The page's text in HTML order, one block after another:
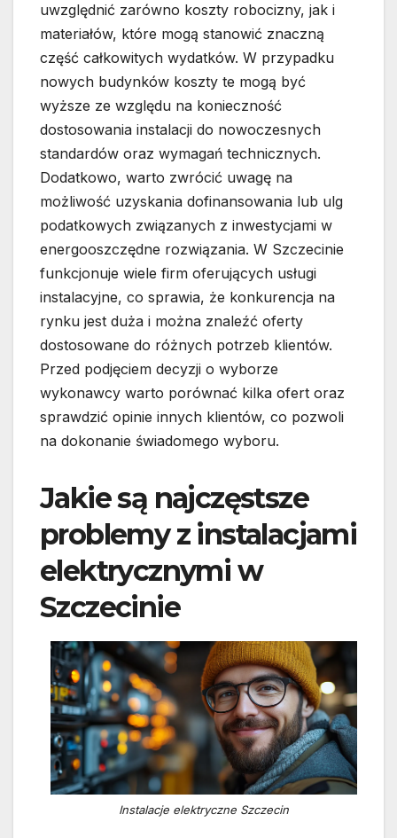
uwzględnić zarówno koszty robocizny, jak i
materiałów, które mogą stanowić znaczną
część całkowitych wydatków. W przypadku
nowych budynków koszty te mogą być
wyższe ze względu na konieczność
dostosowania instalacji do nowoczesnych
standardów oraz wymagań technicznych.
Dodatkowo, warto zwrócić uwagę na
możliwość uzyskania dofinansowania lub ulg
podatkowych związanych z inwestycjami w
energooszczędne rozwiązania. W Szczecinie
funkcjonuje wiele firm oferujących usługi
instalacyjne, co sprawia, że konkurencja na
rynku jest duża i można znaleźć oferty
dostosowane do różnych potrzeb klientów.
Przed podjęciem decyzji o wyborze
wykonawcy warto porównać kilka ofert oraz
sprawdzić opinie innych klientów, co pozwoli
na dokonanie świadomego wyboru.
Jakie są najczęstsze
problemy z instalacjami
elektrycznymi w
Szczecinie
Instalacje elektryczne Szczecin